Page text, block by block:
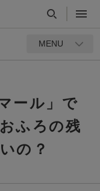
MENU
ール」で
ふろの残
の？